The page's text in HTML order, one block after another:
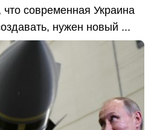
современная Украина
нужен новый ...